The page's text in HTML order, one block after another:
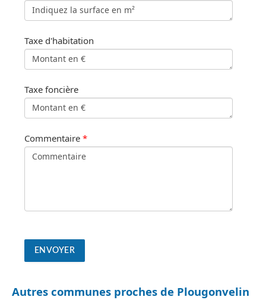
Taxe d'habitation
Taxe foncière
Commentaire *
Autres communes proches de Plougonvelin